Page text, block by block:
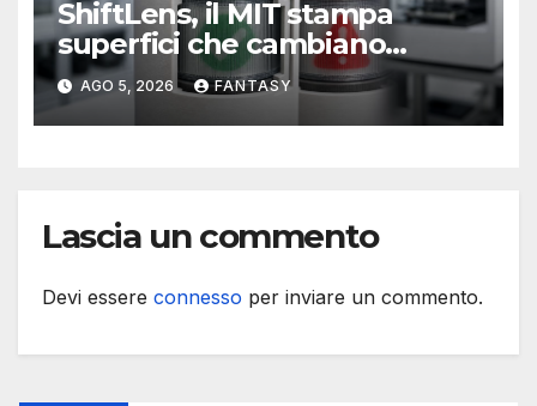
ShiftLens, il MIT stampa
superfici che cambiano
immagine senza elettronica
AGO 5, 2026 FANTASY
Lascia un commento
Devi essere connesso per inviare un commento.